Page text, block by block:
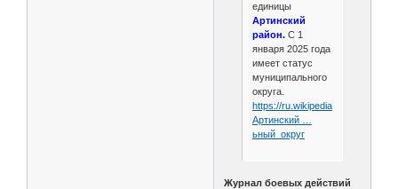
единицы
Артинский
район.С 1
января 2025 года
имеет статус
муниципального
округа.
https://ru.wikipedia.org/wiki/
Артинский …
ьный_округ
Журнал боевых действий